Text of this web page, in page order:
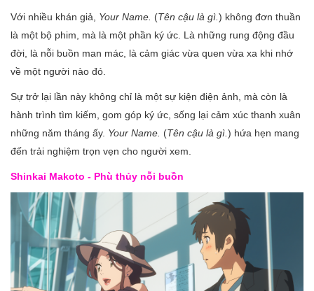
Với nhiều khán giả, Your Name. (Tên cậu là gì.) không đơn thuần
là một bộ phim, mà là một phần ký ức. Là những rung động đầu
đời, là nỗi buồn man mác, là cảm giác vừa quen vừa xa khi nhớ
về một người nào đó.
Sự trở lại lần này không chỉ là một sự kiện điện ảnh, mà còn là
hành trình tìm kiếm, gom góp ký ức, sống lại cảm xúc thanh xuân
những năm tháng ấy. Your Name. (Tên cậu là gì.) hứa hẹn mang
đến trải nghiệm trọn vẹn cho người xem.
Shinkai Makoto - Phù thủy nỗi buồn